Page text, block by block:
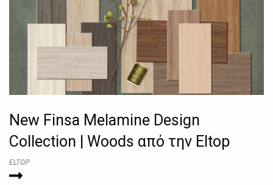
New Finsa Melamine Design
Collection | Woods από την Eltop
ELTOP